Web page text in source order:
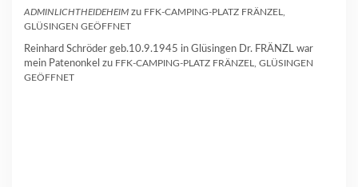
ADMINLICHTHEIDEHEIM zu FFK-CAMPING-PLATZ FRÄNZEL,
GLÜSINGEN GEÖFFNET
Reinhard Schröder geb.10.9.1945 in Glüsingen Dr. FRÄNZL war
mein Patenonkel zu FFK-CAMPING-PLATZ FRÄNZEL, GLÜSINGEN
GEÖFFNET